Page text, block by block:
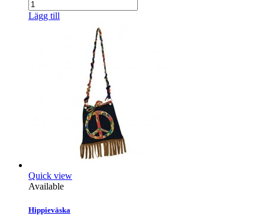
Lägg till
Quick view
Available
Hippieväska